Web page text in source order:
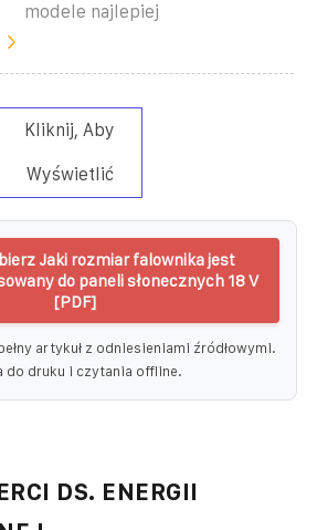
modele najlepiej
Kliknij, Aby
Wyświetlić
Jaki rozmiar falownika jest
do paneli słonecznych 18 V
[PDF]
artykuł z odniesieniami źródłowymi.
do druku i czytania offline.
DS. ENERGII